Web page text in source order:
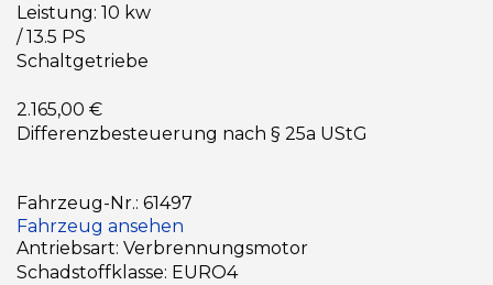
Leistung: 10 kw
/ 13.5 PS
Schaltgetriebe
2.165,00 €
Differenzbesteuerung nach § 25a UStG
Fahrzeug-Nr.: 61497
Fahrzeug ansehen
Antriebsart: Verbrennungsmotor
Schadstoffklasse: EURO4